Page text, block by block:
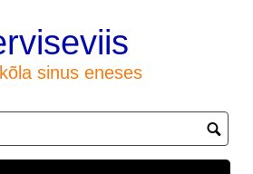
sinus eneses